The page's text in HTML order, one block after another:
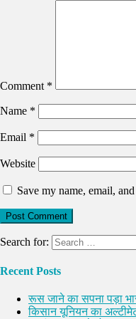
Comment *
Name *
Email *
Website
Save my name, email,
Search for:
Recent Posts
रूस जाने का सपना पड़ा
किसान यूनियन का